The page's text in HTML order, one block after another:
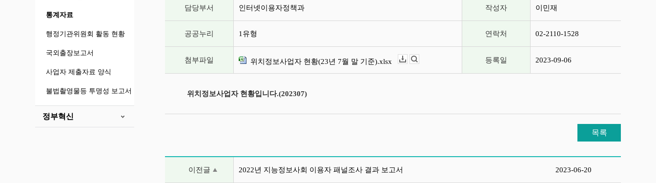
통계자료
행정기관위원회 활동 현황
국외출장보고서
사업자 제출자료 양식
불법촬영물등 투명성 보고서
정부혁신
담당부서 인터넷이용자정책과 작성자 이민재
공공누리 1유형 연락처 02-2110-1528
첨부파일 위치정보사업자 현황(23년 7월 말 기준).xlsx 등록일 2023-09-06
위치정보사업자 현황입니다.(202307)
목록
이전글 2022년 지능정보사회 이용자 패널조사 결과 보고서 2023-06-20